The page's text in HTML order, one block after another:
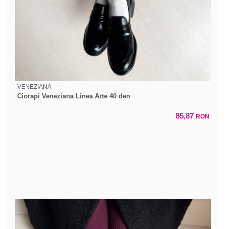
VENEZIANA
Ciorapi Veneziana Linea Arte 40 den
85,87 RON